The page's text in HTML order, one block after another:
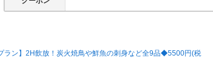
ラン】2H飲放！炭火焼鳥や鮮魚の刺身など全9品◆5500円(税